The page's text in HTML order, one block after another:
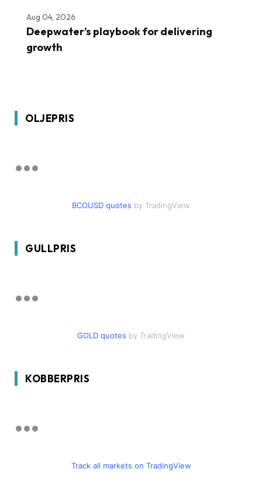
Aug 04, 2026
Deepwater’s playbook for delivering
growth
OLJEPRIS
BCOUSD quotes by TradingView
GULLPRIS
GOLD quotes by TradingView
KOBBERPRIS
Track all markets on TradingView